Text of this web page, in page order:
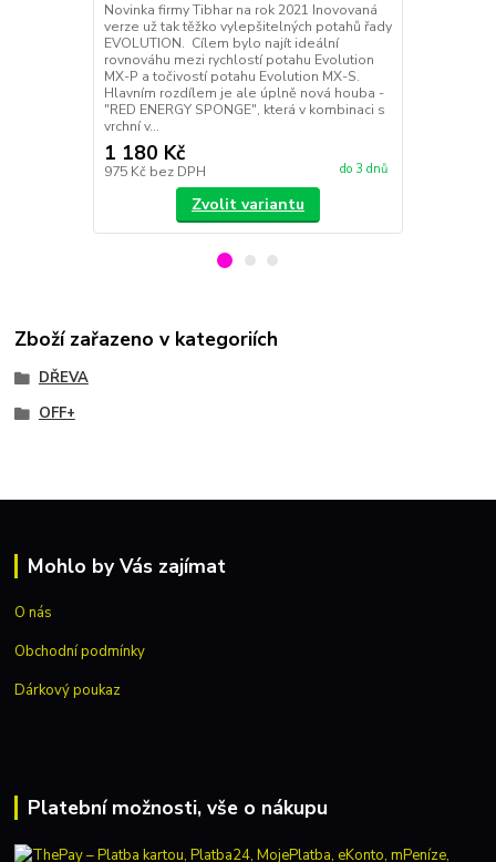
Novinka firmy Tibhar na rok 2021 Inovovaná
verze už tak těžko vylepšitelných potahů řady
EVOLUTION. Cílem bylo najít ideální
rovnováhu mezi rychlostí potahu Evolution
MX-P a točivostí potahu Evolution MX-S.
Hlavním rozdílem je ale úplně nová houba -
"RED ENERGY SPONGE", která v kombinaci s
vrchní v...
1 180 Kč
975 Kč bez DPH do 3 dnů
Zvolit variantu
Zboží zařazeno v kategoriích
DŘEVA
OFF+
Mohlo by Vás zajímat
O nás
Obchodní podmínky
Dárkový poukaz
Platební možnosti, vše o nákupu